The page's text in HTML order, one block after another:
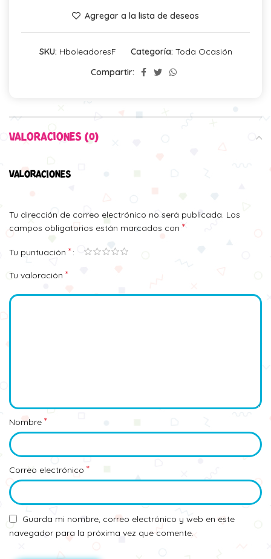
Agregar a la lista de deseos
SKU: HboleadoresF Categoría: Toda Ocasión
Compartir:
VALORACIONES (0)
VALORACIONES
Tu dirección de correo electrónico no será publicada. Los
campos obligatorios están marcados con *
Tu puntuación *
Tu valoración *
Nombre *
Correo electrónico *
Guarda mi nombre, correo electrónico y web en este
navegador para la próxima vez que comente.